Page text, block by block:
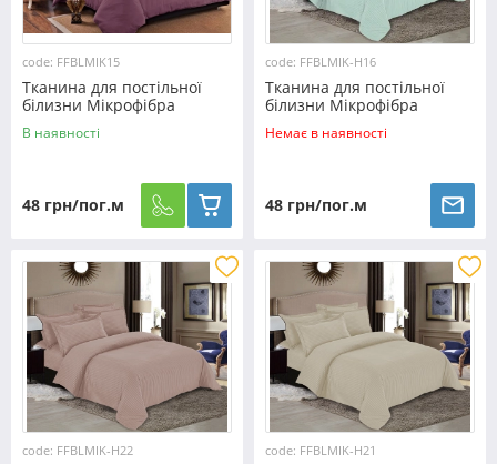
code: FFBLMIK15
Тканина для постільної
білизни Мікрофібра
FFBLMIK15 (100м)
В наявності
48 грн/пог.м
code: FFBLMIK-H16
Тканина для постільної
білизни Мікрофібра
FFBLMIK-H16 (100м)
Немає в наявності
48 грн/пог.м
code: FFBLMIK-H22 code: FFBLMIK-H21